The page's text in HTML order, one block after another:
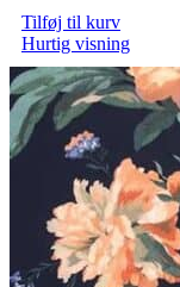
Tilføj til kurv
Hurtig visning